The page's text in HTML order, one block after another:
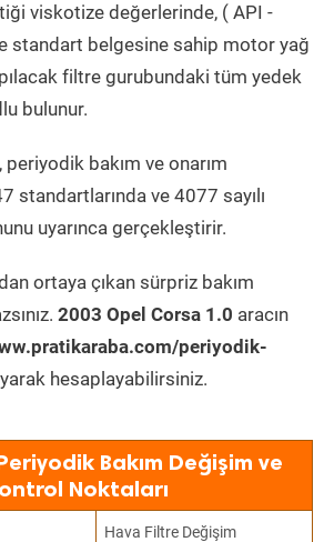
viskotize değerlerinde, ( API -
standart belgesine sahip motor yağ
filtre gurubundaki tüm yedek
bulunur.
bakım ve onarım
standartlarında ve 4077 sayılı
uyarınca gerçekleştirir.
ortaya çıkan sürpriz bakım
2003 Opel Corsa 1.0 aracın
periyodik-
hesaplayabilirsiniz.
Bakım Değişim ve
Noktaları
Hava Filtre Değişim